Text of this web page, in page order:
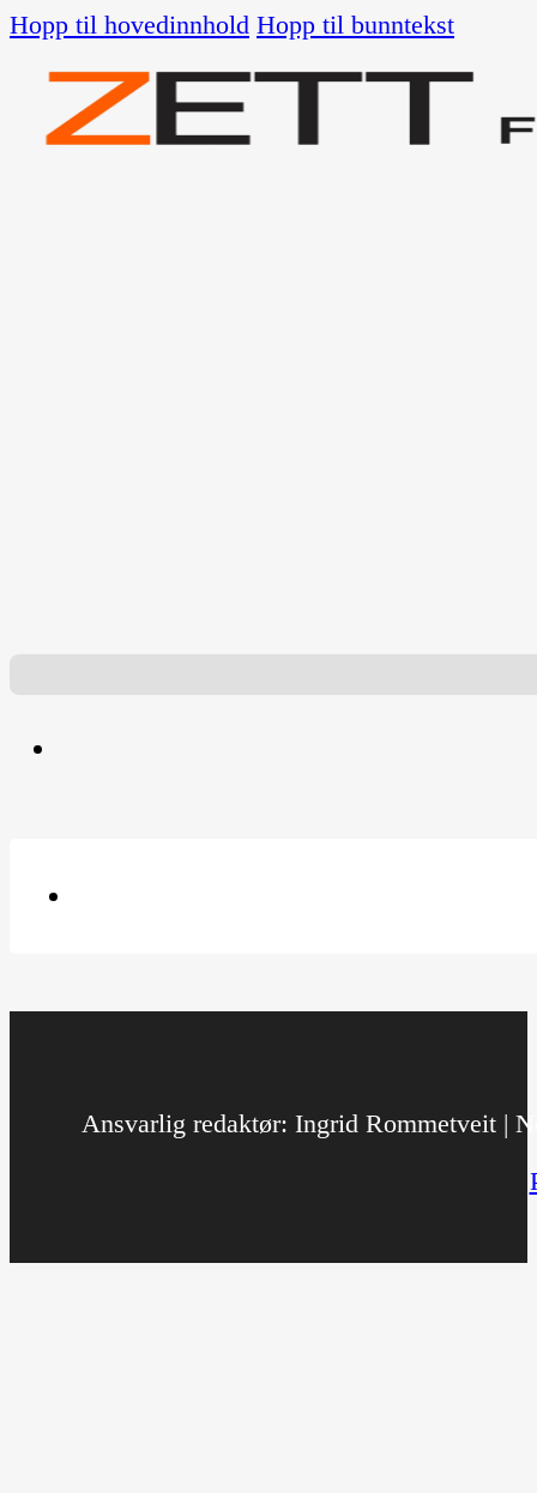
Hopp til hovedinnhold Hopp til bunntekst
Ansvarlig redaktør: Ingrid Rommetveit |